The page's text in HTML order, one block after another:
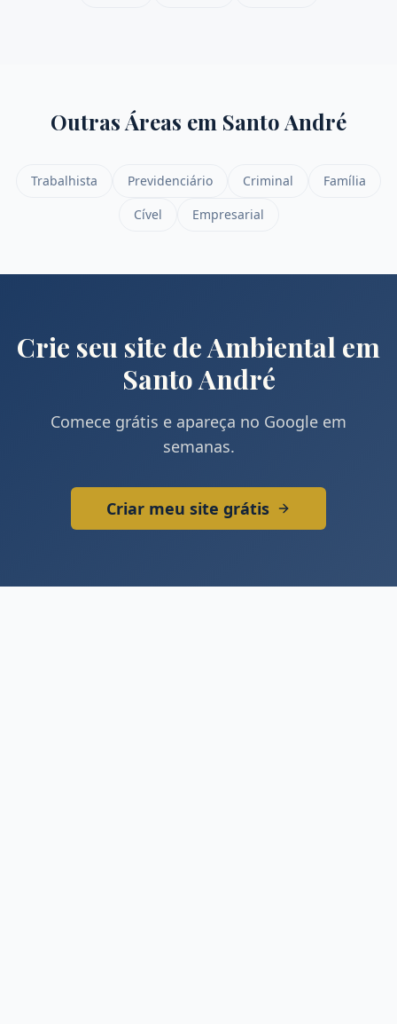
Outras Áreas em Santo André
Trabalhista Previdenciário Criminal
Família
Cível
Empresarial
Crie seu site deAmbiental em
Santo André
Comece grátis e apareça no Google em
semanas.
Criar meu site grátis